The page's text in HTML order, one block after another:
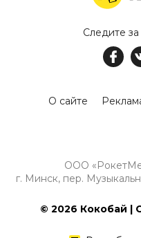
Следите
О сайте
ООО
г. Минск, пер.
© 2026 Кокобай |